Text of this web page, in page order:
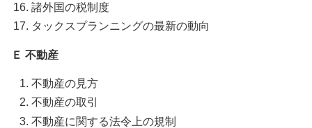
諸外国の税制度
タックスプランニングの最新の動向
Ｅ 不動産
不動産の見方
不動産の取引
不動産に関する法令上の規制